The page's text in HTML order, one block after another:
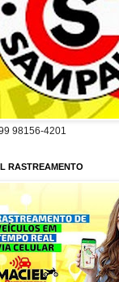
98156-4201
RASTREAMENTO